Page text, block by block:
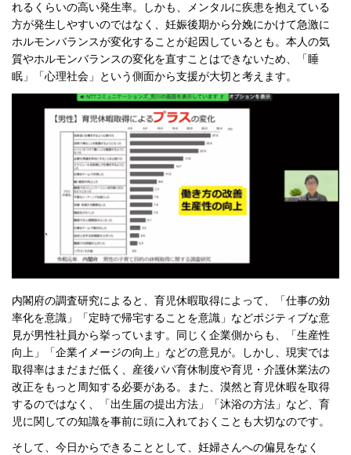
れるくらいの高い発生率。しかも、メンタルに疾患を抱えている
方が発生しやすいのではなく、妊娠後期から分娩にかけて急激に
ホルモンバランスが変化することが起因しているとも。本人の気
質やホルモンバランスの変化を直すことはできないため、「睡
眠」「心理社会」という側面から支援が大切と考えます。
内閣府の調査研究によると、育児休暇取得によって、「仕事の効
率化を意識」「定時で帰宅することを意識」などポジティブな意
見が男性社員から挙っています。同じく企業側からも、「生産性
向上」「企業イメージの向上」などの意見が。しかし、現実では
取得率はまだまだ低く、産後パパ育休制度や育児・介護休業法の
改正をもっと周知する必要がある。また、漠然と育児休暇を取得
するのではなく、「出生届の提出方法」「沐浴の方法」など、育
児に関しての知識を事前に頭に入れておくことも大切なのです。
そして、今日からできることとして、妊婦さんへの偏見をなく